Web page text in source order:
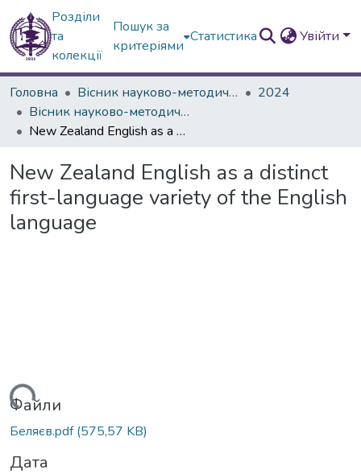
Розділи
та
колекції
Пошук за
критеріями
Статистика Увійти
Головна Вісник науково-методичних досліджень ВГПК
2024
Вісник науково-методичних досліджень ВГПК № 2 (46)
New Zealand English as a distinct first-language variety of the English language
New Zealand English as a distinct
first-language variety of the English
language
Файли
Беляєв.pdf(575,57 KB)
Дата